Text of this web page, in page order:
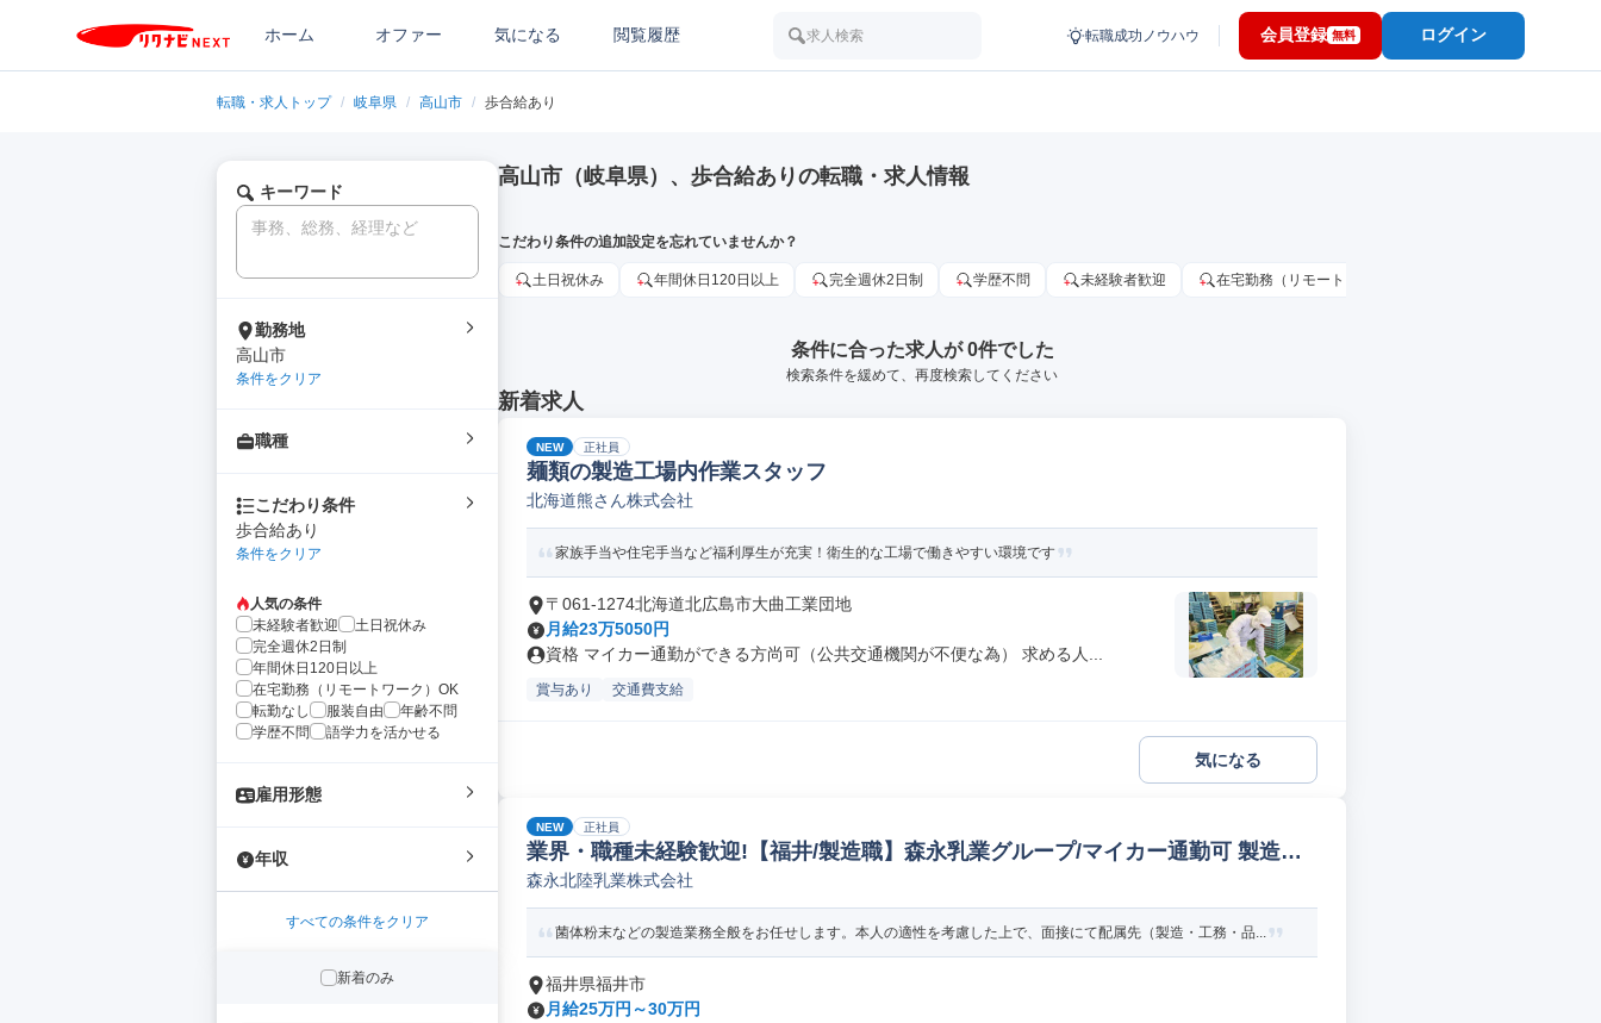
ホーム オファー 気になる 閲覧履歴 求人検索 転職成功ノウハウ 会員登録 無料 ログイン
転職・求人トップ / 岐阜県 / 高山市 / 歩合給あり
キーワード
勤務地
高山市
条件をクリア
職種
こだわり条件
歩合給あり
条件をクリア
人気の条件
未経験者歓迎
土日祝休み
完全週休2日制
年間休日120日以上
在宅勤務（リモートワーク）OK
転勤なし
服装自由
年齢不問
学歴不問
語学力を活かせる
雇用形態
年収
すべての条件をクリア
新着のみ
高山市（岐阜県）、歩合給ありの転職・求人情報
こだわり条件の追加設定を忘れていませんか？
土日祝休み 年間休日120日以上 完全週休2日制 学歴不問 未経験者歓迎 在宅勤務（リモートワーク）OK
条件に合った求人が 0件でした
検索条件を緩めて、再度検索してください
新着求人
NEW 正社員
麺類の製造工場内作業スタッフ
北海道熊さん株式会社
家族手当や住宅手当など福利厚生が充実！衛生的な工場で働きやすい環境です
〒061-1274北海道北広島市大曲工業団地
月給23万5050円
資格 マイカー通勤ができる方尚可（公共交通機関が不便な為） 求める人...
賞与あり 交通費支給
気になる
NEW 正社員
業界・職種未経験歓迎!【福井/製造職】森永乳業グループ/マイカー通勤可 製造オ
ペレーター/ラインマネージャー(食品/飲料/たばこ)
森永北陸乳業株式会社
菌体粉末などの製造業務全般をお任せします。本人の適性を考慮した上で、面接にて配属先（製造・工務・品...
福井県福井市
月給25万円～30万円